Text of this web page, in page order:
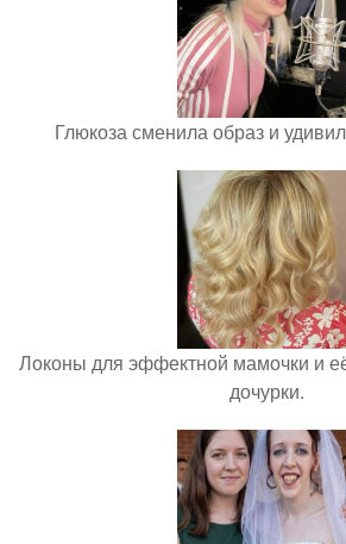
Глюкоза сменила образ и
Локоны для эффектной мамочки и
дочурки.